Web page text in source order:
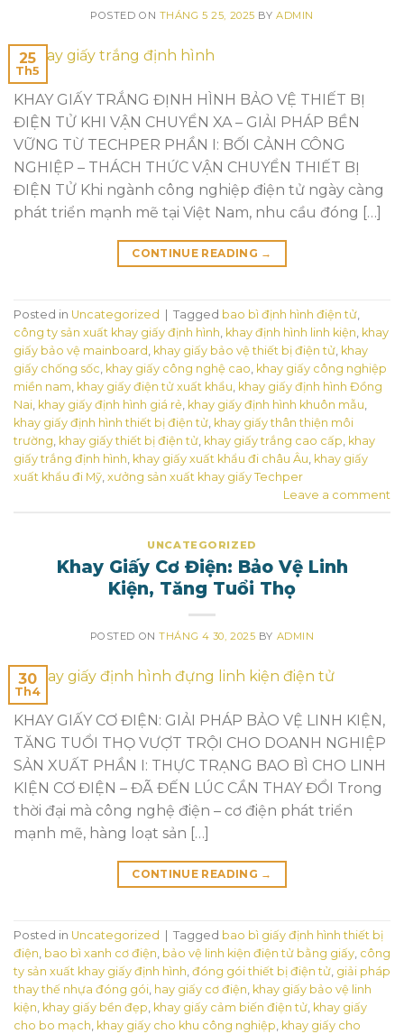
POSTED ON THÁNG 5 25, 2025 BY ADMIN
25
Th5
KHAY GIẤY TRẮNG ĐỊNH HÌNH BẢO VỆ THIẾT BỊ
ĐIỆN TỬ KHI VẬN CHUYỂN XA – GIẢI PHÁP BỀN
VỮNG TỪ TECHPER PHẦN I: BỐI CẢNH CÔNG
NGHIỆP – THÁCH THỨC VẬN CHUYỂN THIẾT BỊ
ĐIỆN TỬ Khi ngành công nghiệp điện tử ngày càng
phát triển mạnh mẽ tại Việt Nam, nhu cầu đóng […]
CONTINUE READING →
Posted in Uncategorized Tagged bao bì định hình điện tử,
công ty sản xuất khay giấy định hình, khay định hình linh kiện, khay
giấy bảo vệ mainboard , khay giấy bảo vệ thiết bị điện tử, khay
giấy chống sốc, khay giấy công nghệ cao, khay giấy công nghiệp
miền nam, khay giấy điện tử xuất khẩu, khay giấy định hình Đồng
Nai, khay giấy định hình giá rẻ, khay giấy định hình khuôn mẫu,
khay giấy định hình thiết bị điện tử, khay giấy thân thiện môi
trường, khay giấy thiết bị điện tử, khay giấy trắng cao cấp, khay
giấy trắng định hình, khay giấy xuất khẩu đi châu Âu, khay giấy
xuất khẩu đi Mỹ, xưởng sản xuất khay giấy Techper
Leave a comment
UNCATEGORIZED
Khay Giấy Cơ Điện: Bảo Vệ Linh
Kiện, Tăng Tuổi Thọ
POSTED ONTHÁNG 4 30, 2025 BY ADMIN
30
Th4
KHAY GIẤY CƠ ĐIỆN: GIẢI PHÁP BẢO VỆ LINH KIỆN,
TĂNG TUỔI THỌ VƯỢT TRỘI CHO DOANH NGHIỆP
SẢN XUẤT PHẦN I: THỰC TRẠNG BAO BÌ CHO LINH
KIỆN CƠ ĐIỆN – ĐÃ ĐẾN LÚC CẦN THAY ĐỔI Trong
thời đại mà công nghệ điện – cơ điện phát triển
mạnh mẽ, hàng loạt sản […]
CONTINUE READING →
Posted in Uncategorized Tagged bao bì giấy định hình thiết bị
điện, bao bì xanh cơ điện, bảo vệ linh kiện điện tử bằng giấy, công
ty sản xuất khay giấy định hình, đóng gói thiết bị điện tử, giải pháp
thay thế nhựa đóng gói, hay giấy cơ điện, khay giấy bảo vệ linh
kiện, khay giấy bền đẹp, khay giấy cảm biến điện tử, khay giấy
cho bo mạch, khay giấy cho khu công nghiệp, khay giấy cho